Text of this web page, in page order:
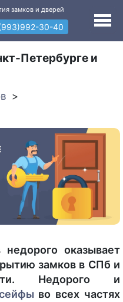
замков и дверей
30-40
Петербурге и
оказывает
замков в СПб и
Недорого и
во всех частях